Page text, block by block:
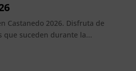
Castanedo 2026. Disfruta de
que suceden durante la...